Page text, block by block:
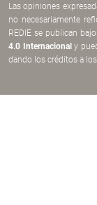
Las opiniones
no necesariamente
REDIE se publican
4.0 Internacionaly
dando los créditos a